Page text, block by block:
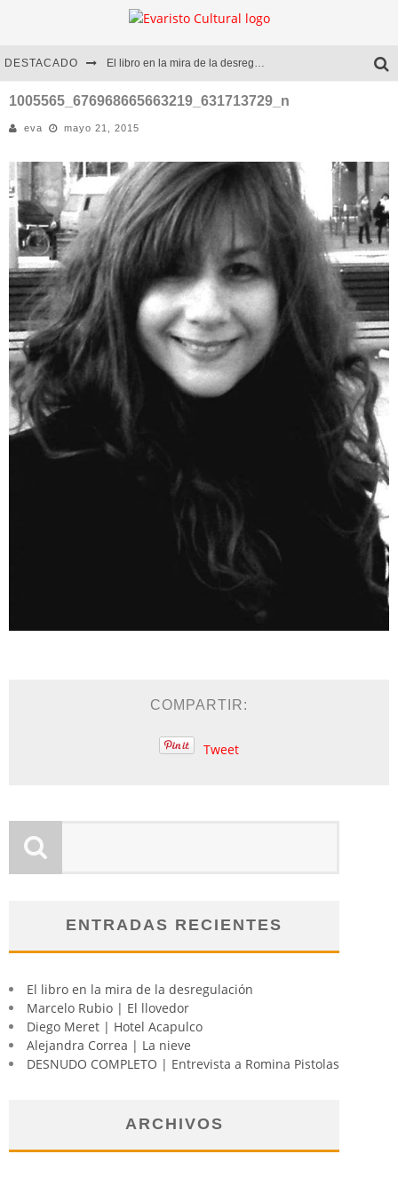
DESTACADO El libro en la mira de la desregulación
Marcelo Rubio | El llovedor
Diego Meret | Hotel Acapulco
Alejandra Correa | La nieve
1005565_676968665663219_631713729_n
eva mayo 21, 2015
COMPARTIR:
Tweet
ENTRADAS RECIENTES
El libro en la mira de la desregulación
Marcelo Rubio | El llovedor
Diego Meret | Hotel Acapulco
Alejandra Correa | La nieve
DESNUDO COMPLETO | Entrevista a Romina Pistolas
ARCHIVOS